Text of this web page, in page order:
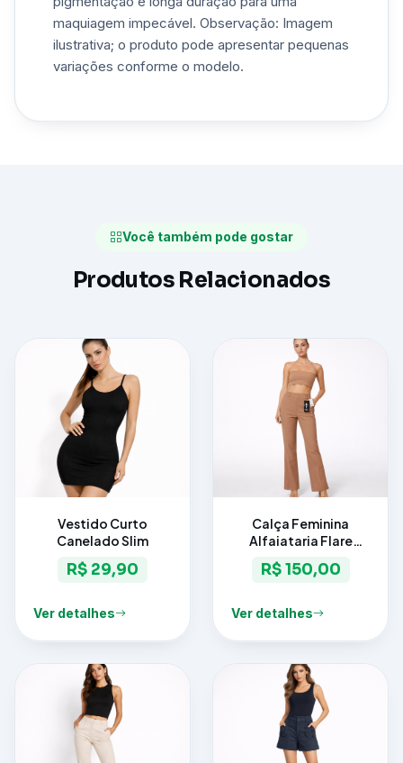
maquiagem impecável. Observação: Imagem
ilustrativa; o produto pode apresentar pequenas
variações conforme o modelo.
Você também pode gostar
Produtos Relacionados
Vestido Curto
Canelado Slim
R$ 29,90
Ver detalhes
Calça Feminina
Alfaiataria Flare
Elegance
R$ 150,00
Ver detalhes